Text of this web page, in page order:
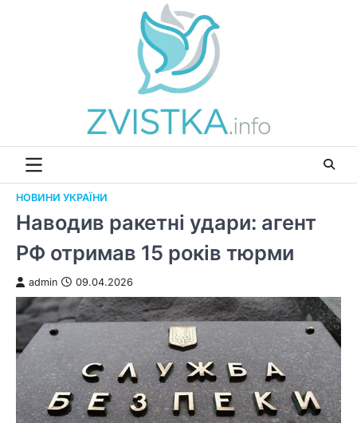
НОВИНИ УКРАЇНИ
Наводив ракетні удари: агент
РФ отримав 15 років тюрми
admin 09.04.2026